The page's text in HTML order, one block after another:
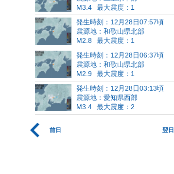
M3.4
最大震度：1
発生時刻：12月28日07:57頃
震源地：和歌山県北部
M2.8
最大震度：1
発生時刻：12月28日06:37頃
震源地：和歌山県北部
M2.9
最大震度：1
発生時刻：12月28日03:13頃
震源地：愛知県西部
M3.4
最大震度：2
前日 翌日